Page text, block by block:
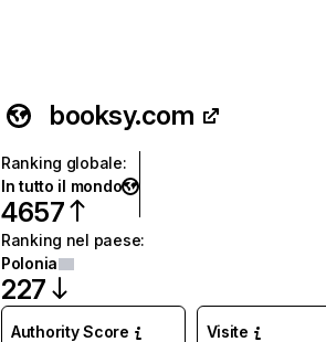
booksy.com
Ranking globale:
In tutto il mondo
4657
Ranking nel paese:
Polonia
227
Authority Score Visite